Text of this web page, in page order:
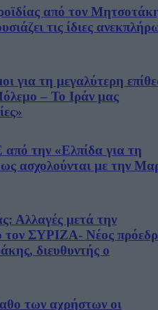
από τον
τις ίδιες
για τη μεγαλύτερη
– Το Ιράν μας
την «Ελπίδα για τη
ασχολούνται με την
Αλλαγές μετά την
τον ΣΥΡΙΖΑ- Νέος
διευθυντής ο
των αχρήστων οι